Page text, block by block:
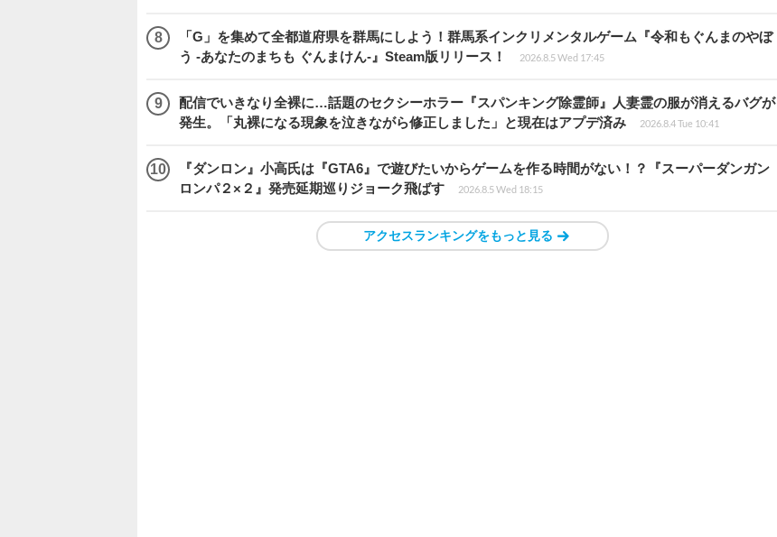
「G」を集めて全都道府県を群馬にしよう！群馬系インクリメンタルゲーム『令和もぐんまのやぼ
う -あなたのまちも ぐんまけん-』Steam版リリース！
2026.8.5 Wed 17:45
配信でいきなり全裸に…話題のセクシーホラー『スパンキング除霊師』人妻霊の服が消えるバグが
発生。「丸裸になる現象を泣きながら修正しました」と現在はアプデ済み
2026.8.4 Tue 10:41
『ダンロン』小高氏は『GTA6』で遊びたいからゲームを作る時間がない！？『スーパーダンガン
ロンパ２×２』発売延期巡りジョーク飛ばす
2026.8.5 Wed 18:15
アクセスランキングをもっと見る